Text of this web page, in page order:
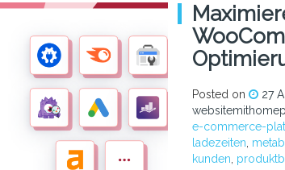
Posted on 27
e-commerce-
ladezeiten
kunden